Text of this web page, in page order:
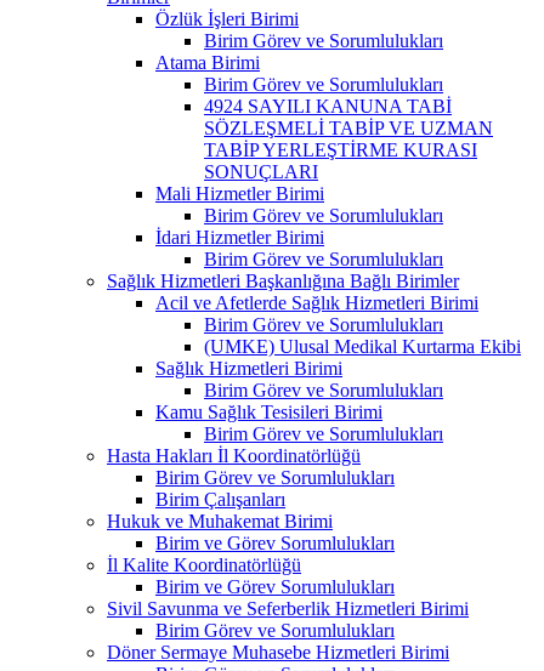
Özlük İşleri Birimi
Birim Görev ve Sorumlulukları
Atama Birimi
Birim Görev ve Sorumlulukları
4924 SAYILI KANUNA TABİ
SÖZLEŞMELİ TABİP VE UZMAN
TABİP YERLEŞTİRME KURASI
SONUÇLARI
Mali Hizmetler Birimi
Birim Görev ve Sorumlulukları
İdari Hizmetler Birimi
Birim Görev ve Sorumlulukları
Sağlık Hizmetleri Başkanlığına Bağlı Birimler
Acil ve Afetlerde Sağlık Hizmetleri Birimi
Birim Görev ve Sorumlulukları
(UMKE) Ulusal Medikal Kurtarma Ekibi
Sağlık Hizmetleri Birimi
Birim Görev ve Sorumlulukları
Kamu Sağlık Tesisileri Birimi
Birim Görev ve Sorumlulukları
Hasta Hakları İl Koordinatörlüğü
Birim Görev ve Sorumlulukları
Birim Çalışanları
Hukuk ve Muhakemat Birimi
Birim ve Görev Sorumlulukları
İl Kalite Koordinatörlüğü
Birim ve Görev Sorumlulukları
Sivil Savunma ve Seferberlik Hizmetleri Birimi
Birim Görev ve Sorumlulukları
Döner Sermaye Muhasebe Hizmetleri Birimi